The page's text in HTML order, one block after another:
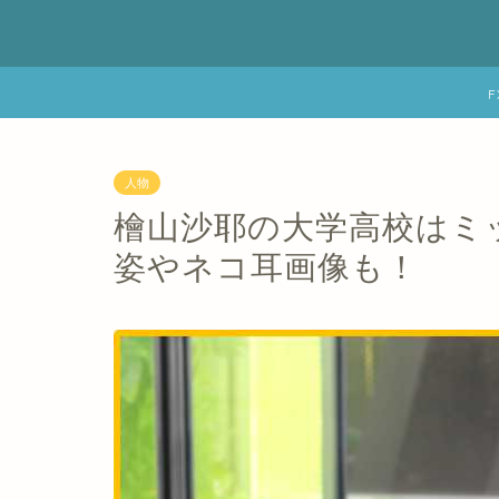
人物
檜山沙耶の大学高校は
姿やネコ耳画像も！